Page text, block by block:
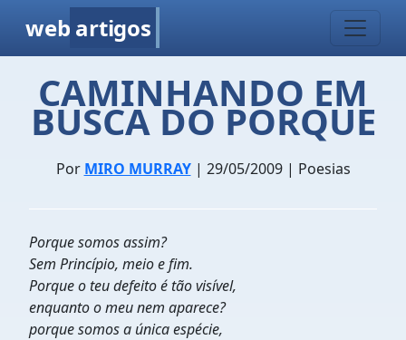
web artigos
CAMINHANDO EM
BUSCA DO PORQUE
Por MIRO MURRAY| 29/05/2009 | Poesias
Porque somos assim?
Sem Princípio, meio e fim.
Porque o teu defeito é tão visível,
enquanto o meu nem aparece?
porque somos a única espécie,